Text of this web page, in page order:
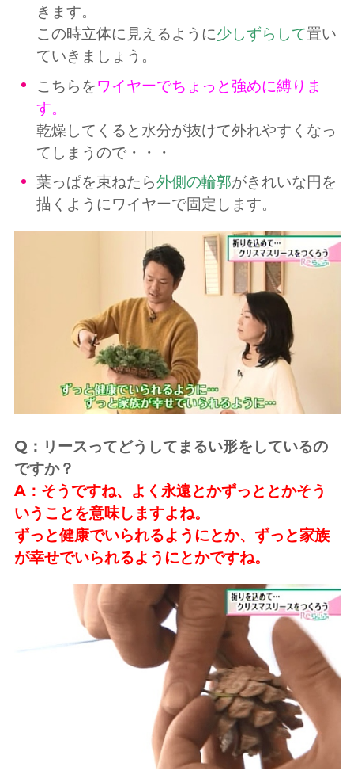
きます。
この時立体に見えるように少しずらして置い
ていきましょう。
こちらをワイヤーでちょっと強めに縛りま
す。
乾燥してくると水分が抜けて外れやすくなっ
てしまうので・・・
葉っぱを束ねたら外側の輪郭がきれいな円を
描くようにワイヤーで固定します。
Q：リースってどうしてまるい形をしているの
ですか？
A：そうですね、よく永遠とかずっととかそう
いうことを意味しますよね。
ずっと健康でいられるようにとか、ずっと家族
が幸せでいられるようにとかですね。